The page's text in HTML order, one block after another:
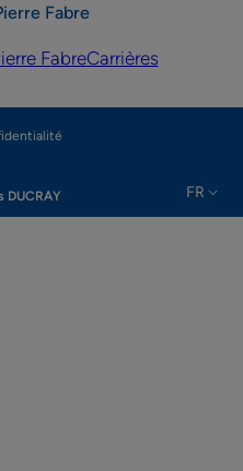
Fabre
FabreCarrières
FR